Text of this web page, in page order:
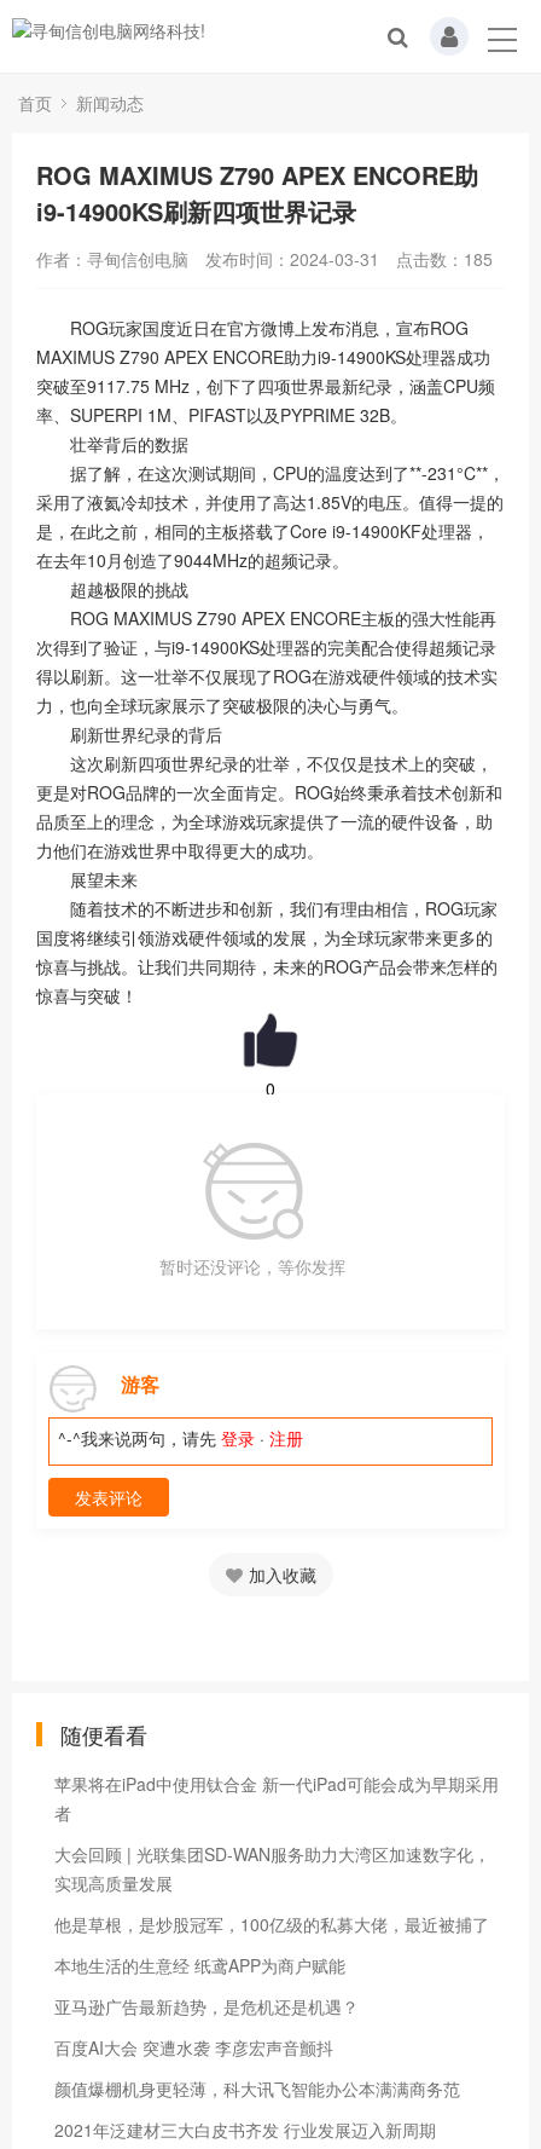
首页 新闻动态
ROG MAXIMUS Z790 APEX ENCORE助
i9-14900KS刷新四项世界记录
作者：寻甸信创电脑 发布时间：2024-03-31 点击数： 185
ROG玩家国度近日在官方微博上发布消息，宣布ROG
MAXIMUS Z790 APEX ENCORE助力i9-14900KS处理器成功
突破至9117.75 MHz，创下了四项世界最新纪录，涵盖CPU频
率、SUPERPI 1M、PIFAST以及PYPRIME 32B。
壮举背后的数据
据了解，在这次测试期间，CPU的温度达到了**-231°C**，
采用了液氦冷却技术，并使用了高达1.85V的电压。值得一提的
是，在此之前，相同的主板搭载了Core i9-14900KF处理器，
在去年10月创造了9044MHz的超频记录。
超越极限的挑战
ROG MAXIMUS Z790 APEX ENCORE主板的强大性能再
次得到了验证，与i9-14900KS处理器的完美配合使得超频记录
得以刷新。这一壮举不仅展现了ROG在游戏硬件领域的技术实
力，也向全球玩家展示了突破极限的决心与勇气。
刷新世界纪录的背后
这次刷新四项世界纪录的壮举，不仅仅是技术上的突破，
更是对ROG品牌的一次全面肯定。ROG始终秉承着技术创新和
品质至上的理念，为全球游戏玩家提供了一流的硬件设备，助
力他们在游戏世界中取得更大的成功。
展望未来
随着技术的不断进步和创新，我们有理由相信，ROG玩家
国度将继续引领游戏硬件领域的发展，为全球玩家带来更多的
惊喜与挑战。让我们共同期待，未来的ROG产品会带来怎样的
惊喜与突破！
0
暂时还没评论，等你发挥
游客
^-^我来说两句，请先 登录 · 注册
发表评论
加入收藏
随便看看
苹果将在iPad中使用钛合金 新一代iPad可能会成为早期采用
者
大会回顾 | 光联集团SD-WAN服务助力大湾区加速数字化，
实现高质量发展
他是草根，是炒股冠军，100亿级的私募大佬，最近被捕了
本地生活的生意经 纸鸢APP为商户赋能
亚马逊广告最新趋势，是危机还是机遇？
百度AI大会 突遭水袭 李彦宏声音颤抖
颜值爆棚机身更轻薄，科大讯飞智能办公本满满商务范
2021年泛建材三大白皮书齐发 行业发展迈入新周期